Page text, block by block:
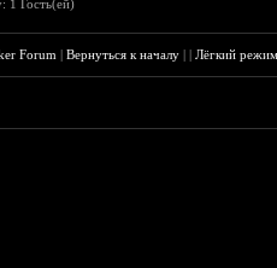
1 Гость(ей)
Forum |Вернуться к началу ||Лёгкий